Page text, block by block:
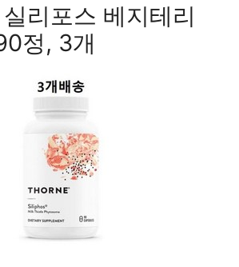
리포스 베지테리
정, 3개